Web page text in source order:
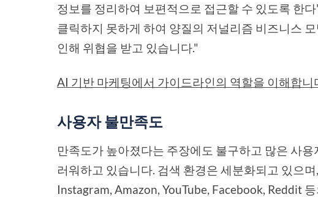
정보를 정리하여 보편적으로 접근할 수 있도록 한
클릭하지 못하게 하여 양질의 저널리즘 비즈니스
인해 위협을 받고 있습니다."
AI 기반 마케팅에서 가이드라인의 역할을 이해합니
사용자 불만족도
만족도가 높아졌다는 주장에도 불구하고 많은 사
러워하고 있습니다. 검색 환경은 세분화되고 있으
Instagram, Amazon, YouTube, Facebook, Reddit